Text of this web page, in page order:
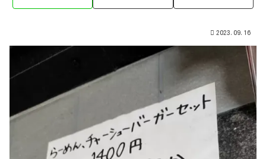
2023.09.16